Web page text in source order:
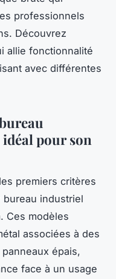
professionnels
Découvrez
allie fonctionnalité
avec différentes
pour son
premiers critères
industriel
Ces modèles
associées à des
épais,
face à un usage